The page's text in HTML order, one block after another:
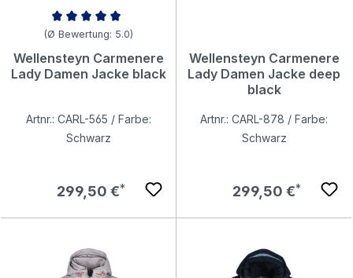
Durchschnittliche Bewertung von 5 von 5 Sternen
(Ø Bewertung: 5.0)
Wellensteyn Carmenere
Lady Damen Jacke black
Artnr.: CARL-565 / Farbe:
Schwarz
Regulärer Preis:
299,50 €
Wellensteyn Carmenere
Lady Damen Jacke deep
black
Artnr.: CARL-878 / Farbe:
Schwarz
Regulärer Preis:
299,50 €